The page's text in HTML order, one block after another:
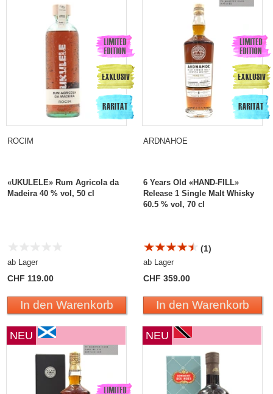
ROCIM
«UKULELE» Rum Agricola da
Madeira 40 % vol, 50 cl
ab Lager
CHF 119.00
In den Warenkorb
ARDNAHOE
6 Years Old «HAND-FILL»
Release 1 Single Malt Whisky
60.5 % vol, 70 cl
(1)
ab Lager
CHF 359.00
In den Warenkorb
NEU NEU